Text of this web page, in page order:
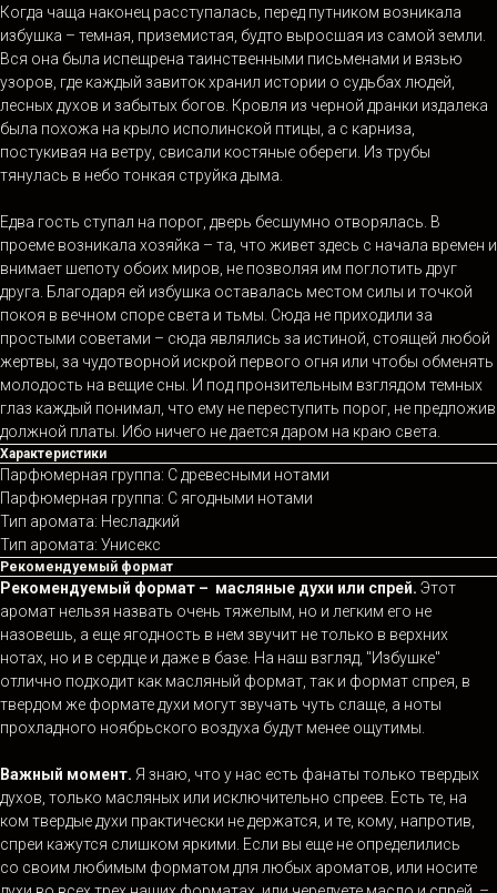
Когда чаща наконец расступалась, перед путником возникала
избушка – темная, приземистая, будто выросшая из самой земли.
Вся она была испещрена таинственными письменами и вязью
узоров, где каждый завиток хранил истории о судьбах людей,
лесных духов и забытых богов. Кровля из черной дранки издалека
была похожа на крыло исполинской птицы, а с карниза,
постукивая на ветру, свисали костяные обереги. Из трубы
тянулась в небо тонкая струйка дыма.
Едва гость ступал на порог, дверь бесшумно отворялась. В
проеме возникала хозяйка – та, что живет здесь с начала времен и
внимает шепоту обоих миров, не позволяя им поглотить друг
друга. Благодаря ей избушка оставалась местом силы и точкой
покоя в вечном споре света и тьмы. Сюда не приходили за
простыми советами – сюда являлись за истиной, стоящей любой
жертвы, за чудотворной искрой первого огня или чтобы обменять
молодость на вещие сны. И под пронзительным взглядом темных
глаз каждый понимал, что ему не переступить порог, не предложив
должной платы. Ибо ничего не дается даром на краю света.
Характеристики
Парфюмерная группа: С древесными нотами
Парфюмерная группа: С ягодными нотами
Тип аромата: Несладкий
Тип аромата: Унисекс
Рекомендуемый формат
Рекомендуемый формат – масляные духи или спрей. Этот
аромат нельзя назвать очень тяжелым, но и легким его не
назовешь, а еще ягодность в нем звучит не только в верхних
нотах, но и в сердце и даже в базе. На наш взгляд, "Избушке"
отлично подходит как масляный формат, так и формат спрея, в
твердом же формате духи могут звучать чуть слаще, а ноты
прохладного ноябрьского воздуха будут менее ощутимы.
Важный момент. Я знаю, что у нас есть фанаты только твердых
духов, только масляных или исключительно спреев. Есть те, на
ком твердые духи практически не держатся, и те, кому, напротив,
спреи кажутся слишком яркими. Если вы еще не определились
со своим любимым форматом для любых ароматов, или носите